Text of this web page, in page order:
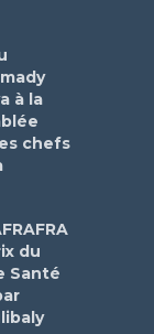
à la
chefs
du
Santé